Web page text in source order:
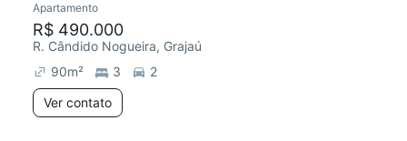
Apartamento
R$ 490.000
R. Cândido Nogueira, Grajaú
90m² 3
2
Ver contato